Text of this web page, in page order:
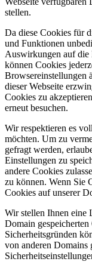
stellen.
Da diese Cookies für
und Funktionen
Auswirkungen auf die
können Cookies
Browsereinstellungen
dieser Webseite
Cookies zu
erneut besuchen.
Wir respektieren es
möchten. Um zu
gefragt werden,
Einstellungen zu
andere Cookies
zu können. Wenn Sie
Cookies auf unserer
Wir stellen Ihnen eine
Domain
Sicherheitsgründen
von anderen Domains